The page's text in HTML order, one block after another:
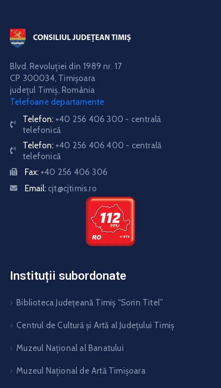
Blvd. Revoluţiei din 1989 nr. 17
CP 300034, Timişoara
judeţul Timiş, România
Telefoane departamente
Telefon: +40 256 406 300 - centrală
telefonică
Telefon: +40 256 406 400 - centrală
telefonică
Fax: +40 256 406 306
Email: cjt@cjtimis.ro
Instituții subordonate
Biblioteca Judeţeană Timiş “Sorin Titel”
Centrul de Cultură şi Artă al Judeţului Timiş
Muzeul Național al Banatului
Muzeul Național de Artă Timişoara